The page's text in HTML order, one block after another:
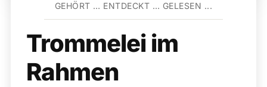
GEHÖRT … ENTDECKT … GELESEN ...
Trommelei im
Rahmen